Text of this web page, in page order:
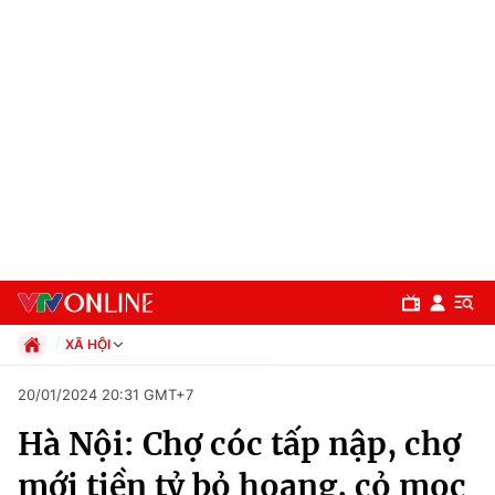
Chuyên mục
XÃ HỘI
Xã hội
Pháp luật
Kinh tế
20/01/2024 20:31 GMT+7
Hà Nội: Chợ cóc tấp nập, chợ
mới tiền tỷ bỏ hoang, cỏ mọc